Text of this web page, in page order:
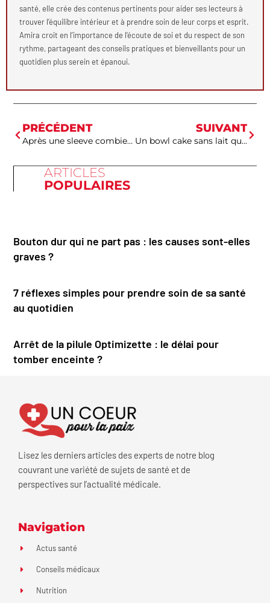
santé, elle crée des contenus pertinents pour aider ses lecteurs à
trouver l’équilibre intérieur et à prendre soin de leur corps et esprit.
Amira croit en l’importance de l’écoute de soi et du respect de son
rythme, partageant des conseils pratiques et bienveillants pour un
quotidien plus serein et épanoui.
PRÉCÉDENT
Après une sleeve combien perd-on de poids par mois pour retrouver confiance en soi
SUIVANT
Un bowl cake sans lait qui révolutionne votre petit-déjeuner santé
ARTICLES
POPULAIRES
Bouton dur qui ne part pas : les causes sont-elles
graves ?
7 réflexes simples pour prendre soin de sa santé
au quotidien
Arrêt de la pilule Optimizette : le délai pour
tomber enceinte ?
Lisez les derniers articles des experts de notre blog
couvrant une variété de sujets de santé et de
perspectives sur l’actualité médicale.
Navigation
Actus santé
Conseils médicaux
Nutrition